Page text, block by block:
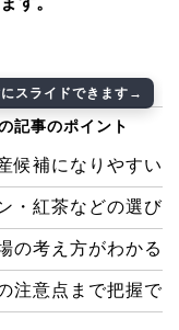
記事のポイント
候補になりやすい
・紅茶などの選び
の考え方がわかる
注意点まで把握で